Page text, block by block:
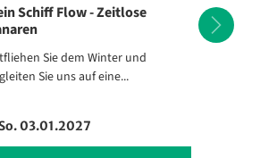
Schiff Flow - Zeitlose
Sie dem Winter und
Sie uns auf eine...
03.01.2027